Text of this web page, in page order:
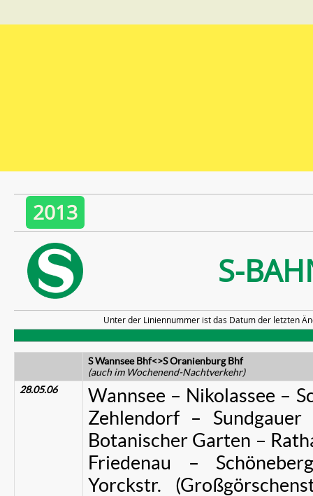
2013
S-
Unter der Liniennummer ist das Datum der letzten
S Wannsee Bhf<>S Oranienburg Bhf
(auch im Wochenend-Nachtverkehr)
28.05.06
Wannsee – Nikolassee –
Zehlendorf –
Botanischer Garten –
Friedenau –
Yorckstr.